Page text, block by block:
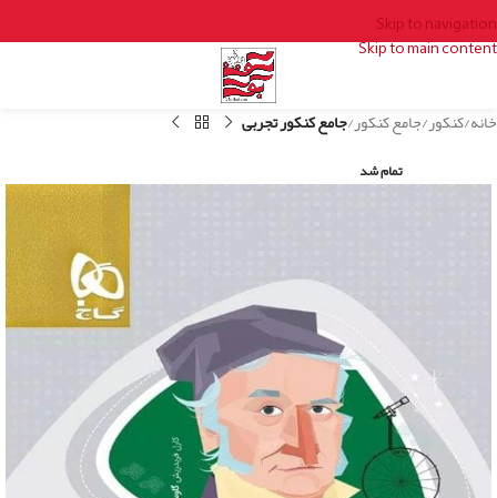
Skip to navigation
Skip to main content
خانه کنکور جامع کنکور جامع کنکور تجربی
تمام شد